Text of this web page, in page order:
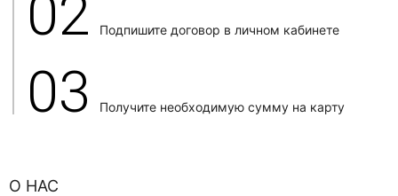
02 Подпишите договор в личном кабинете
03 Получите необходимую сумму на карту
О НАС